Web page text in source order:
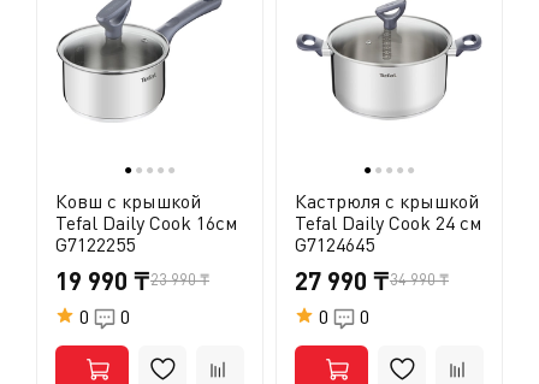
(1979) и Дополнение 7.70 (1987)], признав, что он не
является канцерогеном для человека.О том, что ПТФЭ
безопасен для использования, свидетельствует и тот
факт, что он часто применяется в медицине
(кардиостимуляторы, искусственные артерии, протезы
● ● ● ● ●
Ковш с крышкой
Tefal Daily Cook 16см
G7122255
19 990 ₸23 990 ₸
0 0
● ● ● ● ●
Кастрюля с крышкой
Tefal Daily Cook 24 см
G7124645
27 990 ₸34 990 ₸
0 0